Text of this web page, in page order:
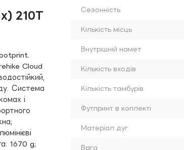
210T
Cloud
Система
і
1670 g;
Сезонність
Кількість місць
Внутрішній намет
Кількість входів
Кількість тамбурів
Футпринт в коплекті
Матеріал дуг
Вага